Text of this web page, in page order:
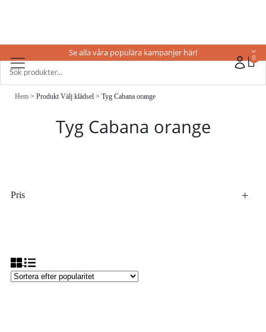
0
Se alla våra populära kampanjer här! X
Hem > Produkt Välj klädsel > Tyg Cabana orange
Tyg Cabana orange
Pris